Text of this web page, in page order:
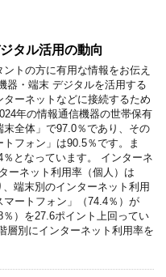
タル活用の動向
トの方に有用な情報をお伝え
器・端末 デジタルを活用する
ーネットなどに接続するため
年の情報通信機器の世帯保有
全体」で97.0％であり、その
フォン」は90.5％です。ま
となっています。 インターネ
ーネット利用率（個人）は
端末別のインターネット利用
ートフォン」（74.4％）が
％）を27.6ポイント上回ってい
層別にインターネット利用率を